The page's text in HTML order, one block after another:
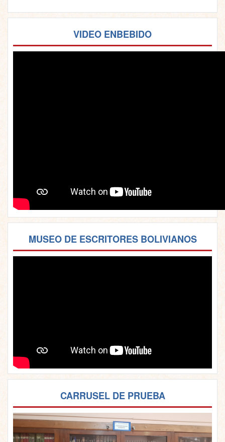
VIDEO ENBEBIDO
MUSEO DE ESCRITORES BOLIVIANOS
CARRUSEL DE PRUEBA